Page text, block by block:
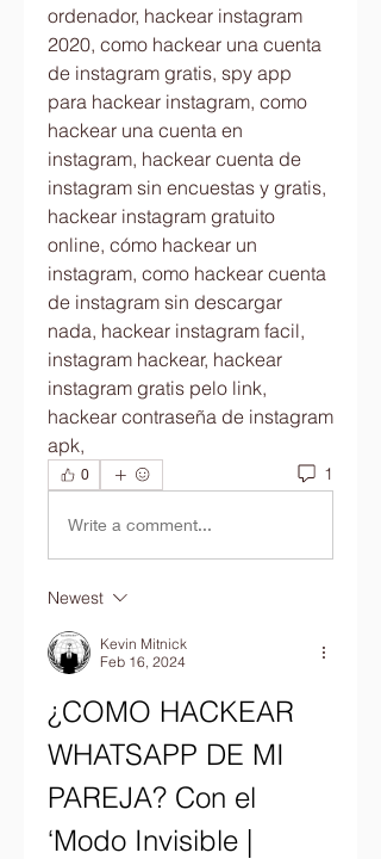
ordenador, hackear instagram
2020, como hackear una cuenta
de instagram gratis, spy app
para hackear instagram, como
hackear una cuenta en
instagram, hackear cuenta de
instagram sin encuestas y gratis,
hackear instagram gratuito
online, cómo hackear un
instagram, como hackear cuenta
de instagram sin descargar
nada, hackear instagram facil,
instagram hackear, hackear
instagram gratis pelo link,
hackear contraseña de instagram
apk,
0 1
Write a comment...
Newest
Kevin Mitnick
Feb 16, 2024
¿COMO HACKEAR
WHATSAPP DE MI
PAREJA? Con el
‘Modo Invisible |